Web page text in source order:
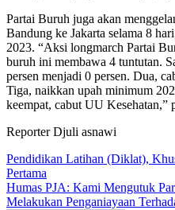
Partai Buruh juga akan
Bandung ke Jakarta selama 8
2023. “Aksi longmarch Partai
buruh ini membawa 4 tuntutan.
persen menjadi 0 persen. Dua,
Tiga, naikkan upah minimum
keempat, cabut UU Kesehatan,”
Reporter Djuli asnawi
Navigasi
pos
Pendidikan Latihan (Diklat),
Pertama
Humas PJA: Kami Mengutuk
Melakukan Penganiayaan